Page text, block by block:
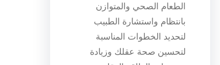
الطعام الصحي والمتوازن
بانتظام واستشارة الطبيب
لتحديد الخطوات المناسبة
لتحسين صحة عقلك وزيادة